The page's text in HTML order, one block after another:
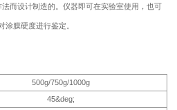
而设计制造的。仪器即可在实验室使用，也可
涂膜硬度进行鉴定。
500g/750g/1000g
45&deg;